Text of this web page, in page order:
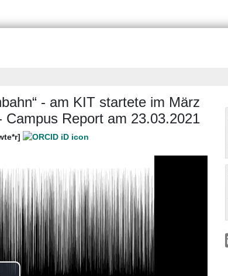
- am KIT startete im März
Report am 23.03.2021